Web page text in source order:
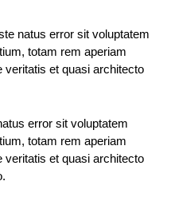
natus error sit voluptatem
totam rem aperiam
veritatis et quasi architecto
error sit voluptatem
totam rem aperiam
veritatis et quasi architecto